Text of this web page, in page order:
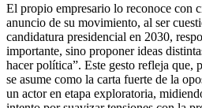
El propio empresario lo reconoce con
anuncio de su movimiento, al ser
candidatura presidencial en 2030,
importante, sino proponer ideas
hacer política”. Este gesto refleja que,
se asume como la carta fuerte de la
un actor en etapa exploratoria,